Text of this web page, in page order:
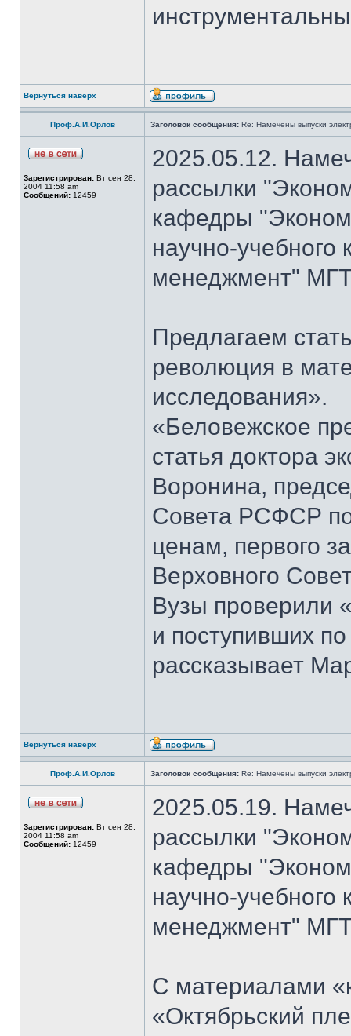
Вернуться наверх
Проф.А.И.Орлов Заголовок сообщения: Re: Намечены выпуски
Зарегистрирован: Вт сен 28,
2004 11:58 am
Сообщений: 12459
2025.05.12.
рассылки
кафедры
научно-
менеджмент"
Предлагаем
революция в
исследования».
«Беловежское
статья доктора
Воронина,
Совета РСФСР
ценам, первого
Верховного
Вузы проверили
и поступивших
рассказывает
Вернуться наверх
Проф.А.И.Орлов Заголовок сообщения: Re: Намечены выпуски
Зарегистрирован: Вт сен 28,
2004 11:58 am
Сообщений: 12459
2025.05.19.
рассылки
кафедры
научно-
менеджмент"
С материалами
«Октябрьский